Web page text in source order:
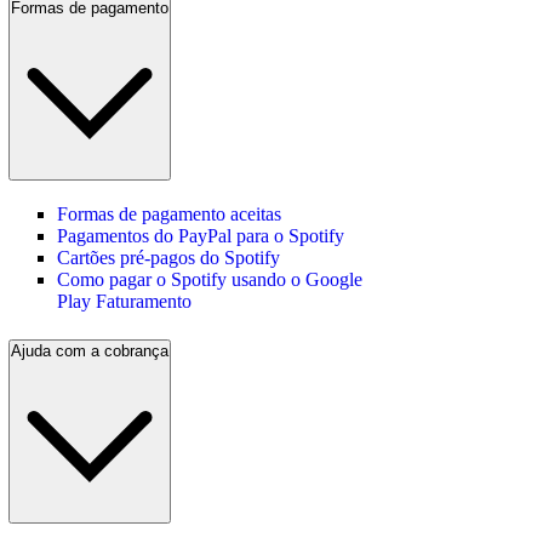
Formas de pagamento
Formas de pagamento aceitas
Pagamentos do PayPal para o Spotify
Cartões pré-pagos do Spotify
Como pagar o Spotify usando o Google
Play Faturamento
Ajuda com a cobrança